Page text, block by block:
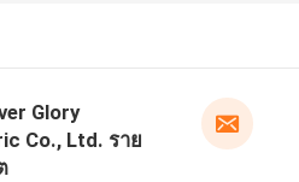
Glory
Co., Ltd. ราย